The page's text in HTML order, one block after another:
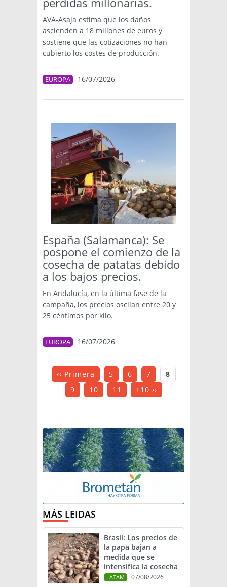
AVA-Asaja estima que los daños
ascienden a 18 millones de euros y
sostiene que las cotizaciones no han
cubierto los costes de producción.
EUROPA 16/07/2026
España (Salamanca): Se
pospone el comienzo de la
cosecha de patatas debido
a los bajos precios.
En Andalucía, en la última fase de la
campaña, los precios oscilan entre 20 y
25 céntimos por kilo.
EUROPA 16/07/2026
‹‹ Primera 5 6 7
8
9
10 11 +10 ››
MÁS LEIDAS
Brasil: Los precios de
la papa bajan a
medida que se
intensifica la cosecha
LATAM 07/08/2026